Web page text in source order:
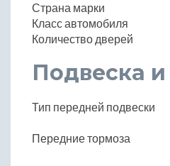
Страна марки
Класс автомобиля
Количество дверей
Подвеска
Тип передней подвески
Передние тормоза